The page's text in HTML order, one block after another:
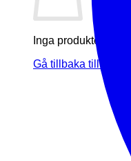
Inga produkter i
Gå tillbaka till